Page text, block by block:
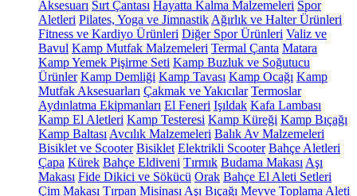
Aksesuarı Sırt Çantası Hayatta Kalma Malzemeleri Spor
Aletleri Pilates, Yoga ve Jimnastik Ağırlık ve Halter Ürünleri
Fitness ve Kardiyo Ürünleri Diğer Spor Ürünleri Valiz ve
Bavul Kamp Mutfak Malzemeleri Termal Çanta Matara
Kamp Yemek Pişirme Seti Kamp Buzluk ve Soğutucu
Ürünler Kamp Demliği Kamp Tavası Kamp Ocağı Kamp
Mutfak Aksesuarları Çakmak ve Yakıcılar Termoslar
Aydınlatma Ekipmanları El Feneri Işıldak Kafa Lambası
Kamp El Aletleri Kamp Testeresi Kamp Küreği Kamp Bıçağı
Kamp Baltası Avcılık Malzemeleri Balık Av Malzemeleri
Bisiklet ve Scooter Bisiklet Elektrikli Scooter Bahçe Aletleri
Çapa Kürek Bahçe Eldiveni Tırmık Budama Makası Aşı
Makası Fide Dikici ve Sökücü Orak Bahçe El Aleti Setleri
Çim Makası Tırpan Misinası Aşı Bıçağı Meyve Toplama Aleti